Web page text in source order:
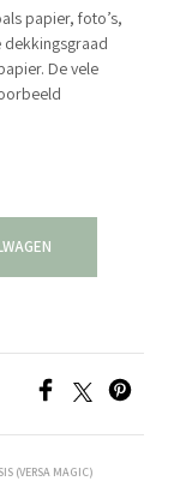
papier, foto’s,
De vele
(VERSA MAGIC)